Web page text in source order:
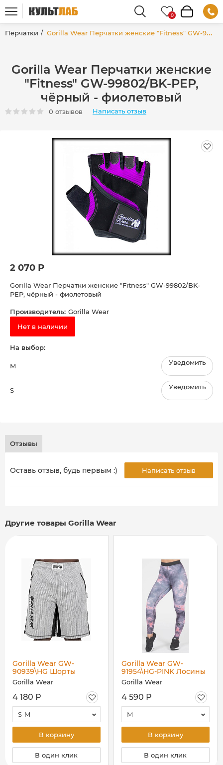
Перчатки Gorilla Wear Перчатки женские "Fitness" GW-99802/BK-PEP, чёрный - фиолетовый
Gorilla Wear Перчатки женские
"Fitness" GW-99802/BK-PEP,
чёрный - фиолетовый
0 отзывов Написать отзыв
2 070 Р
Gorilla Wear Перчатки женские "Fitness" GW-99802/BK-
PEP, чёрный - фиолетовый
Производитель: Gorilla Wear
Нет в наличии
На выбор:
M Уведомить
S Уведомить
Отзывы
Оставь отзыв, будь первым :) Написать отзыв
Другие товары Gorilla Wear
Gorilla Wear GW-
90939\HG Шорты
"Augustine Old School",
серые
Gorilla Wear
4 180 Р
S-M
В корзину
В один клик
Gorilla Wear GW-
91954\HG-PINK Лосины
женские "Colby",
серые-розовые
Gorilla Wear
4 590 Р
M
В корзину
В один клик